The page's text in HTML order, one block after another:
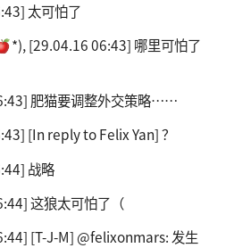
太可怕了
[29.04.16 06:43] 哪里可怕了
肥猫要调整外交策略……
[In reply to Felix Yan] ？
战略
这狼太可怕了（
[T-J-M] @felixonmars: 发生